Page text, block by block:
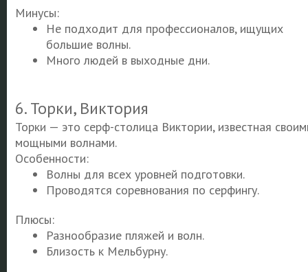
Минусы:
Не подходит для профессионалов, ищущих
большие волны.
Много людей в выходные дни.
6. Торки, Виктория
Торки — это серф-столица Виктории, известная
мощными волнами.
Особенности:
Волны для всех уровней подготовки.
Проводятся соревнования по серфингу.
Плюсы:
Разнообразие пляжей и волн.
Близость к Мельбурну.